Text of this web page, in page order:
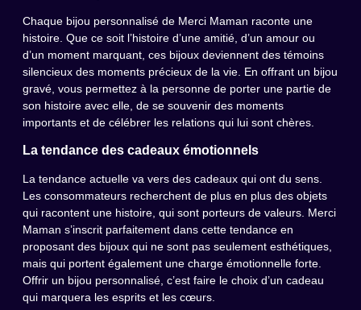
Chaque bijou personnalisé de Merci Maman raconte une
histoire. Que ce soit l’histoire d’une amitié, d’un amour ou
d’un moment marquant, ces bijoux deviennent des témoins
silencieux des moments précieux de la vie. En offrant un bijou
gravé, vous permettez à la personne de porter une partie de
son histoire avec elle, de se souvenir des moments
importants et de célébrer les relations qui lui sont chères.
La tendance des cadeaux émotionnels
La tendance actuelle va vers des cadeaux qui ont du sens.
Les consommateurs recherchent de plus en plus des objets
qui racontent une histoire, qui sont porteurs de valeurs. Merci
Maman s’inscrit parfaitement dans cette tendance en
proposant des bijoux qui ne sont pas seulement esthétiques,
mais qui portent également une charge émotionnelle forte.
Offrir un bijou personnalisé, c’est faire le choix d’un cadeau
qui marquera les esprits et les cœurs.